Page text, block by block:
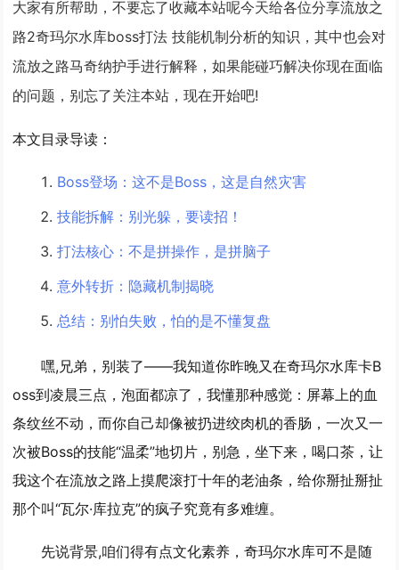
大家有所帮助，不要忘了收藏本站呢今天给各位分享流放之
路2奇玛尔水库boss打法 技能机制分析的知识，其中也会对
流放之路马奇纳护手进行解释，如果能碰巧解决你现在面临
的问题，别忘了关注本站，现在开始吧!
本文目录导读：
Boss登场：这不是Boss，这是自然灾害
技能拆解：别光躲，要读招！
打法核心：不是拼操作，是拼脑子
意外转折：隐藏机制揭晓
总结：别怕失败，怕的是不懂复盘
嘿,兄弟，别装了——我知道你昨晚又在奇玛尔水库卡B
oss到凌晨三点，泡面都凉了，我懂那种感觉：屏幕上的血
条纹丝不动，而你自己却像被扔进绞肉机的香肠，一次又一
次被Boss的技能“温柔”地切片，别急，坐下来，喝口茶，让
我这个在流放之路上摸爬滚打十年的老油条，给你掰扯掰扯
那个叫“瓦尔·库拉克”的疯子究竟有多难缠。
先说背景,咱们得有点文化素养，奇玛尔水库可不是随